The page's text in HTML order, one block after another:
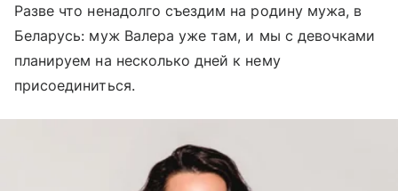
Разве что ненадолго съездим на родину мужа, в
Беларусь: муж Валера уже там, и мы с девочками
планируем на несколько дней к нему
присоединиться.